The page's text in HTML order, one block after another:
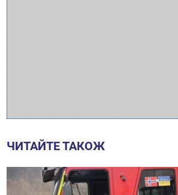
ЧИТАЙТЕ ТАКОЖ